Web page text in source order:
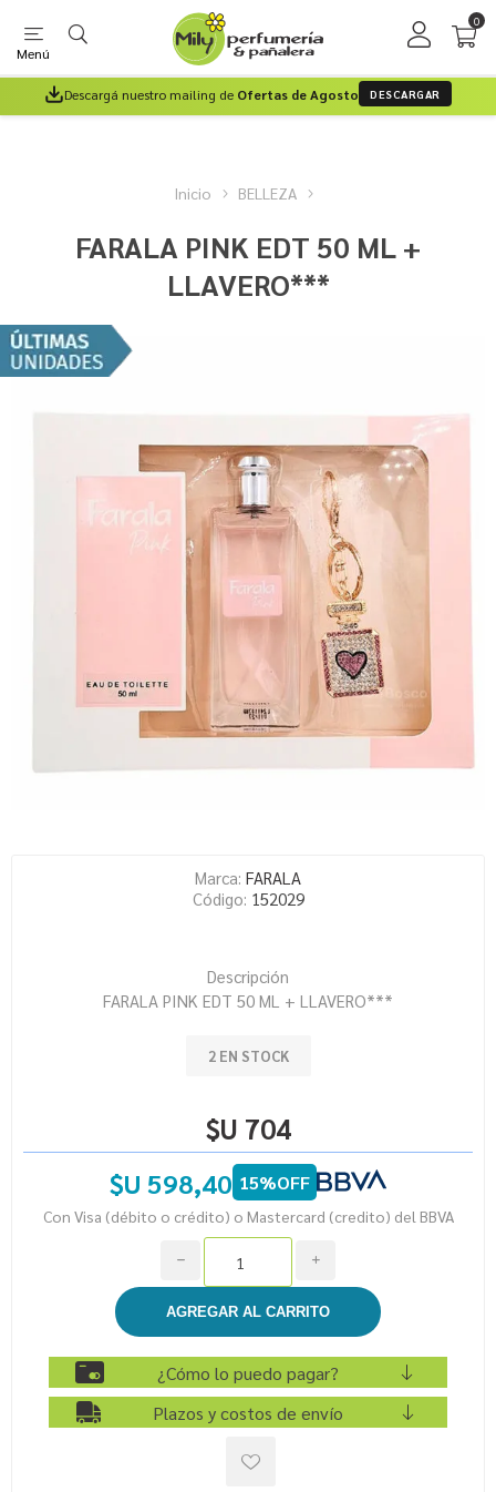
Menú
0
Descargá nuestro mailing de Ofertas de Agosto DESCARGAR
Inicio BELLEZA
FARALA PINK EDT 50 ML +
LLAVERO***
Marca: FARALA
Código: 152029
Descripción
FARALA PINK EDT 50 ML + LLAVERO***
2 EN STOCK
$U 704
$U 598,40 15%OFF
Con Visa (débito o crédito) o Mastercard (credito) del BBVA
i
h
¿Cómo lo puedo pagar?
Plazos y costos de envío